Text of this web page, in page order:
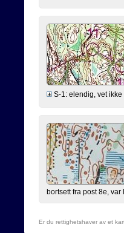
S-1: elendig, vet
bortsett fra post 8e,
Er du rettighetshaver av et